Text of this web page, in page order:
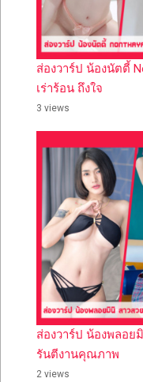
ส่องวาร์ป น้องนัตตี้
เร่าร้อน ถึงใจ
3 views
ส่องวาร์ป น้องพลอย
รันตีงานคุณภาพ
2 views